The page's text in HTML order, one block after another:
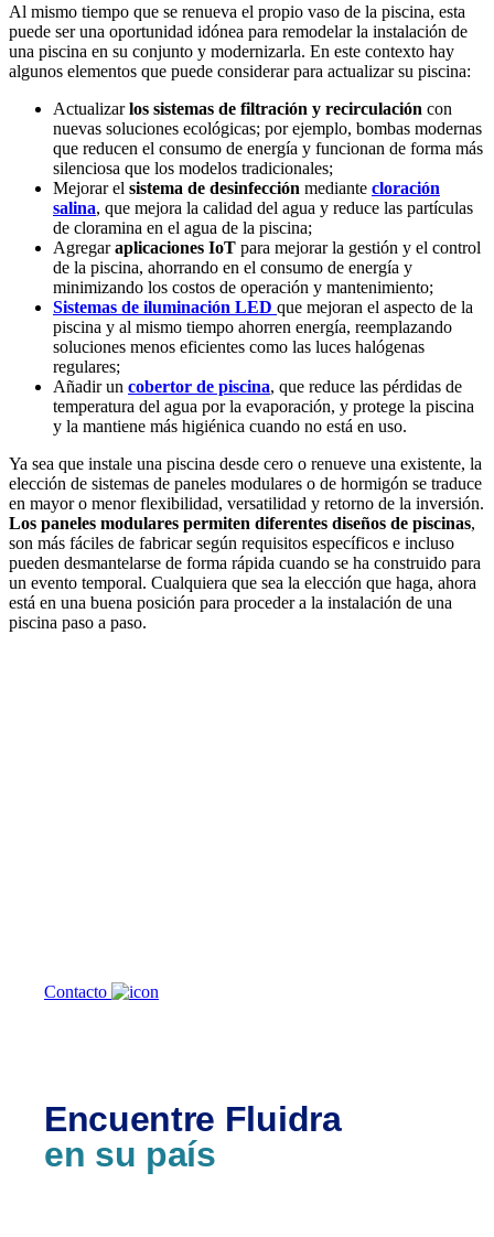
Al mismo tiempo que se renueva el propio vaso de la piscina, esta
puede ser una oportunidad idónea para remodelar la instalación de
una piscina en su conjunto y modernizarla. En este contexto hay
algunos elementos que puede considerar para actualizar su piscina:
Actualizarlos sistemas de filtración y recirculación con
nuevas soluciones ecológicas; por ejemplo, bombas modernas
que reducen el consumo de energía y funcionan de forma más
silenciosa que los modelos tradicionales;
Mejorar el sistema de desinfección mediante cloración
salina, que mejora la calidad del agua y reduce las partículas
de cloramina en el agua de la piscina;
Agregaraplicaciones IoT para mejorar la gestión y el control
de la piscina, ahorrando en el consumo de energía y
minimizando los costos de operación y mantenimiento;
Sistemas de iluminación LED que mejoran el aspecto de la
piscina y al mismo tiempo ahorren energía, reemplazando
soluciones menos eficientes como las luces halógenas
regulares;
Añadir un cobertor de piscina, que reduce las pérdidas de
temperatura del agua por la evaporación, y protege la piscina
y la mantiene más higiénica cuando no está en uso.
Ya sea que instale una piscina desde cero o renueve una existente, la
elección de sistemas de paneles modulares o de hormigón se traduce
en mayor o menor flexibilidad, versatilidad y retorno de la inversión.
Los paneles modulares permiten diferentes diseños de piscinas,
son más fáciles de fabricar según requisitos específicos e incluso
pueden desmantelarse de forma rápida cuando se ha construido para
un evento temporal. Cualquiera que sea la elección que haga, ahora
está en una buena posición para proceder a la instalación de una
piscina paso a paso.
Contacto
Encuentre Fluidra
en su país